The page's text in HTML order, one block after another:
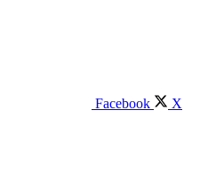
Facebook X